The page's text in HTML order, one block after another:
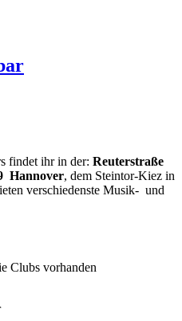
findet ihr in der: Reuterstraße
Hannover, dem Steintor-Kiez in
verschiedenste Musik- und
Clubs vorhanden